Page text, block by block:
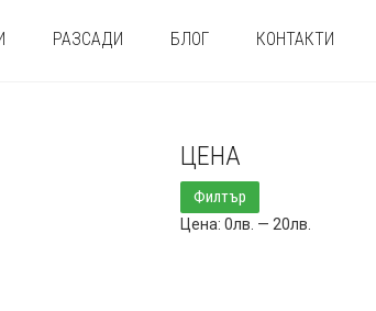
РАЗСАДИ БЛОГ КОНТАКТИ
ЦЕНА
Минимална
цена
Максимална
цена
Филтър
Цена: 0лв. — 20лв.